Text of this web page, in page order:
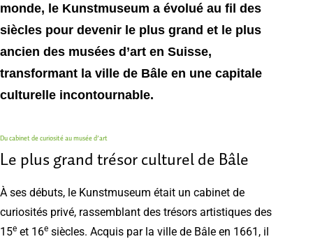
monde, le Kunstmuseum a évolué au fil des
siècles pour devenir le plus grand et le plus
ancien des musées d’art en Suisse,
transformant la ville de Bâle en une capitale
culturelle incontournable.
Du cabinet de curiosité au musée d’art
Le plus grand trésor culturel de Bâle
À ses débuts, le Kunstmuseum était un cabinet de
curiosités privé, rassemblant des trésors artistiques des
15e et 16e siècles. Acquis par la ville de Bâle en 1661, il